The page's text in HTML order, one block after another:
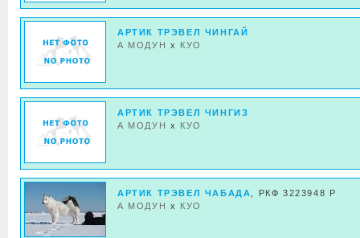
АРТИК ТРЭВЕЛ ЧИНГАЙ
А МОДУН x КУО
АРТИК ТРЭВЕЛ ЧИНГИЗ
А МОДУН x КУО
АРТИК ТРЭВЕЛ ЧАБАДА
, РКФ 3223948 Р
А МОДУН x КУО